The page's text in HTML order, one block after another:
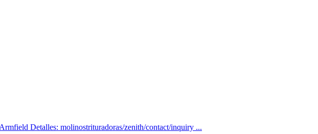
Detalles: molinostrituradoras/zenith/contact/inquiry ...